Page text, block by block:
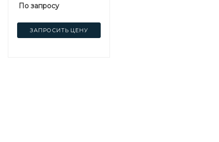
По запросу
ЗАПРОСИТЬ ЦЕНУ